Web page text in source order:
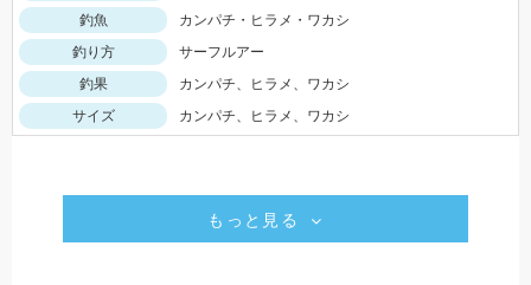
釣魚
カンパチ・ヒラメ・ワカシ
釣り方
サーフルアー
釣果
カンパチ、ヒラメ、ワカシ
サイズ
カンパチ、ヒラメ、ワカシ
もっと見る